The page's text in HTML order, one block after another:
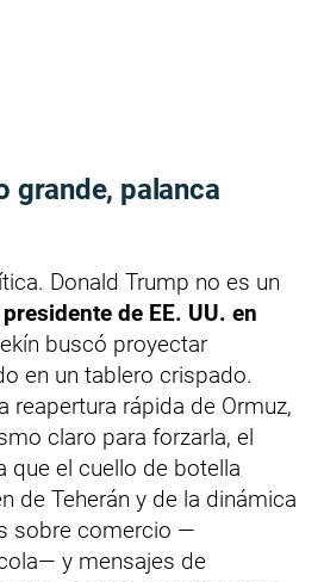
grande, palanca
Donald Trump no es un
de EE. UU. en
buscó proyectar
en un tablero crispado.
reapertura rápida de Ormuz,
claro para forzarla, el
que el cuello de botella
de Teherán y de la dinámica
sobre comercio —
y mensajes de